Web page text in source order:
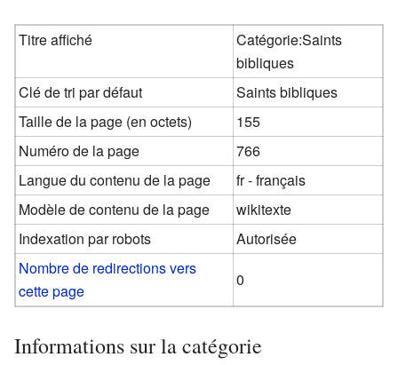
Titre affiché
Catégorie:Saints
bibliques
Clé de tri par défaut
Saints bibliques
Taille de la page (en octets)
155
Numéro de la page
766
Langue du contenu de la page
fr - français
Modèle de contenu de la page
wikitexte
Indexation par robots
Autorisée
Nombre de redirections vers
cette page
0
Informations sur la catégorie